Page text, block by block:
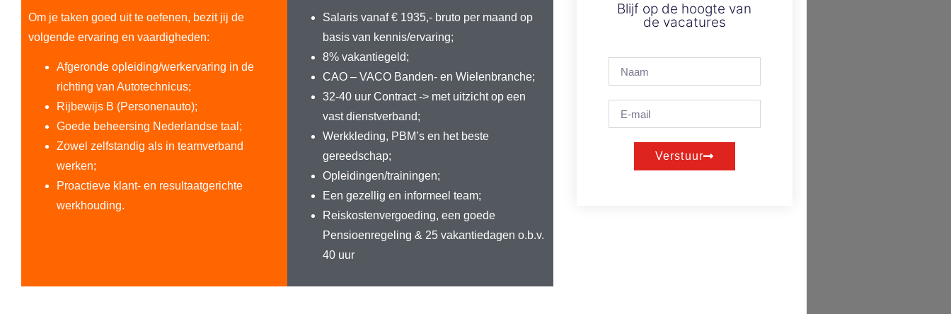
Om je taken goed uit te oefenen, bezit jij de
volgende ervaring en vaardigheden:
Afgeronde opleiding/werkervaring in de
richting van Autotechnicus;
Rijbewijs B (Personenauto);
Goede beheersing Nederlandse taal;
Zowel zelfstandig als in teamverband
werken;
Proactieve klant- en resultaatgerichte
werkhouding.
Salaris vanaf € 1935,- bruto per maand op
basis van kennis/ervaring;
8% vakantiegeld;
CAO – VACO Banden- en Wielenbranche;
32-40 uur Contract -> met uitzicht op een
vast dienstverband;
Werkkleding, PBM’s en het beste
gereedschap;
Opleidingen/trainingen;
Een gezellig en informeel team;
Reiskostenvergoeding, een goede
Pensioenregeling & 25 vakantiedagen o.b.v.
40 uur
Blijf op de hoogte van
de vacatures
Verstuur